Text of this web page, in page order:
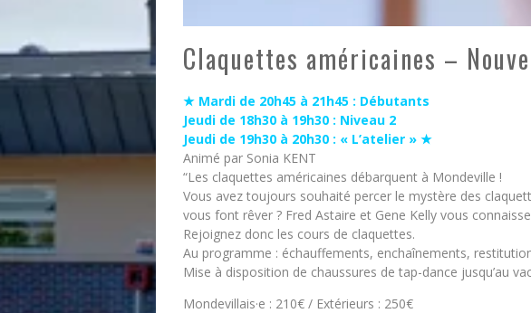
Claquettes américaines –
★ Mardi de 20h45 à 21h45 : Débutants
Jeudi de 18h30 à 19h30 : Niveau 2
Jeudi de 19h30 à 20h30 : « L’atelier » ★
Animé par Sonia KENT
“Les claquettes américaines débarquent à Mondeville !
Vous avez toujours souhaité percer le mystère des
vous font rêver ? Fred Astaire et Gene Kelly vous
Rejoignez donc les cours de claquettes.
Au programme : échauffements, enchaînements,
Mise à disposition de chaussures de tap-dance jusqu’au
Mondevillais·e : 210€ / Extérieurs : 250€